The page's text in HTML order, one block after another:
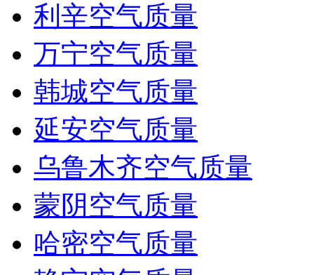
利辛空气质量
万宁空气质量
韩城空气质量
延安空气质量
乌鲁木齐空气质量
蒙阴空气质量
哈密空气质量